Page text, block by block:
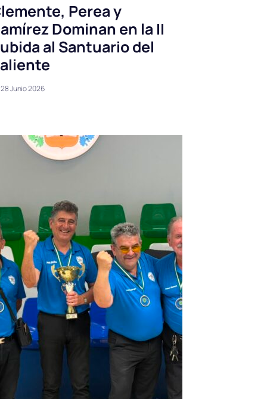
Perea y
Dominan en la II
al Santuario del
28 Junio 2026